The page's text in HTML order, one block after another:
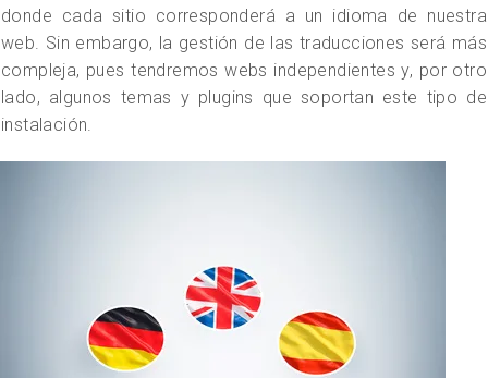
donde cada sitio corresponderá a un idioma de nuestra
web. Sin embargo, la gestión de las traducciones será más
compleja, pues tendremos webs independientes y, por otro
lado, algunos temas y plugins que soportan este tipo de
instalación.